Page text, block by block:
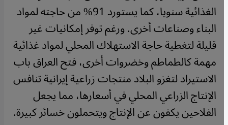
الغذائية سنويا، كما يستورد 91% من حاجته لمواد
البناء وصناعات أخرى. ورغم توفر إمكانيات غير
قليلة لتغطية حاجة الاستهلاك المحلي لمواد غذائية
مهمة كالطماطم وخضروات أخرى، فتح العراق باب
الاستيراد لتغزو البلاد منتجات زراعية إيرانية تنافس
الإنتاج الزراعي المحلي في أسعارها، مما يجعل
الفلاحين يكفون عن الإنتاج ويتحملون خسائر كبيرة.